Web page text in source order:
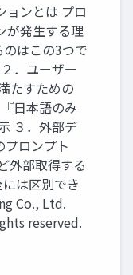
ョンとは プロ
が発生する理
はこの3つで
．ユーザー
たすための
日本語のみ
３．外部デ
プロンプト
外部取得する
は区別でき
Co., Ltd.
reserved.